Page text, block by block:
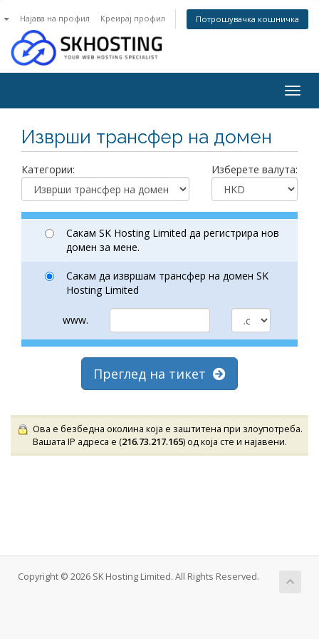
Најава на профил Креирај профил Потрошувачка кошничка
Изврши трансфер на домен
Категории: Изберете валута:
Сакам SK Hosting Limited да регистрира нов
домен за мене.
Сакам да извршам трансфер на домен SK
Hosting Limited
www.
Преглед на тикет
Ова е безбедна околина која е заштитена при злоупотреба.
Вашата IP адреса е (216.73.217.165) од која сте и најавени.
Copyright © 2026 SK Hosting Limited. All Rights Reserved.